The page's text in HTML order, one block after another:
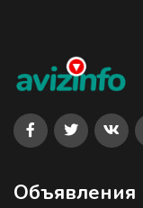
Объявления